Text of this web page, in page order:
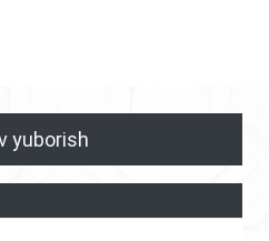
talabni yaratish
Resurslarni son va
esa har bir viloyatning
holda bir qator takliflar
yuborish